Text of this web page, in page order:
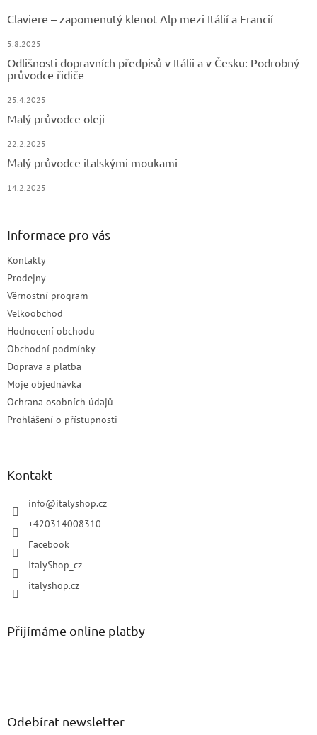
Claviere – zapomenutý klenot Alp mezi Itálií a Francií
5.8.2025
Odlišnosti dopravních předpisů v Itálii a v Česku: Podrobný
průvodce řidiče
25.4.2025
Malý průvodce oleji
22.2.2025
Malý průvodce italskými moukami
14.2.2025
Informace pro vás
Kontakty
Prodejny
Věrnostní program
Velkoobchod
Hodnocení obchodu
Obchodní podmínky
Doprava a platba
Moje objednávka
Ochrana osobních údajů
Prohlášení o přístupnosti
Kontakt
info@italyshop.cz
+420314008310
Facebook
ItalyShop_cz
italyshop.cz
Přijímáme online platby
Odebírat newsletter